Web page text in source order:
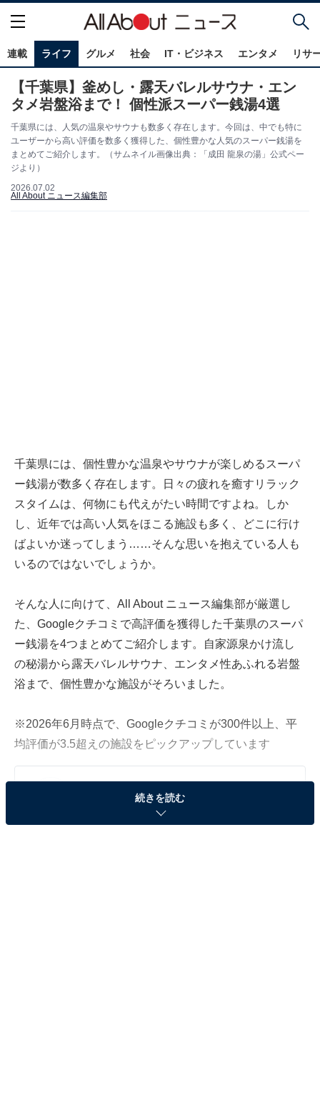
連載 ライフ グルメ 社会 IT・ビジネス エンタメ リサ
【千葉県】釜めし・露天バレルサウナ・エン
タメ岩盤浴まで！ 個性派スーパー銭湯4選
千葉県には、人気の温泉やサウナも数多く存在します。今回は、中でも特に
ユーザーから高い評価を数多く獲得した、個性豊かな人気のスーパー銭湯を
まとめてご紹介します。（サムネイル画像出典：「成田 龍泉の湯」公式ペー
ジより）
2026.07.02
All About ニュース編集部
千葉県には、個性豊かな温泉やサウナが楽しめるスーパ
ー銭湯が数多く存在します。日々の疲れを癒すリラック
スタイムは、何物にも代えがたい時間ですよね。しか
し、近年では高い人気をほこる施設も多く、どこに行け
ばよいか迷ってしまう……そんな思いを抱えている人も
いるのではないでしょうか。
そんな人に向けて、All About ニュース編集部が厳選し
た、Googleクチコミで高評価を獲得した千葉県のスーパ
ー銭湯を4つまとめてご紹介します。自家源泉かけ流し
の秘湯から露天バレルサウナ、エンタメ性あふれる岩盤
浴まで、個性豊かな施設がそろいました。
※2026年6月時点で、Googleクチコミが300件以上、平
均評価が3.5超えの施設をピックアップしています
続きを読む